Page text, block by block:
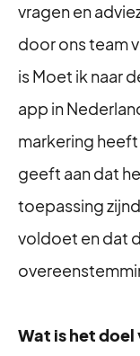
vragen en
door ons team
is Moet ik naar
app in
markering
geeft aan dat
toepassing
voldoet en dat
Wat is het